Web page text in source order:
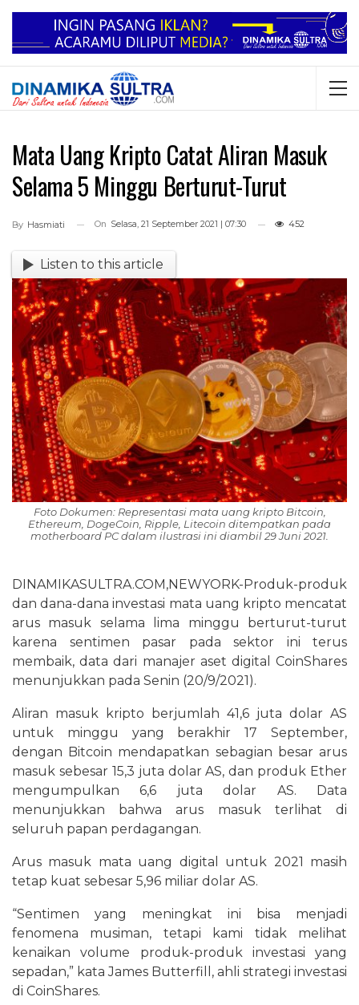
Mata Uang Kripto Catat Aliran Masuk
Selama 5 Minggu Berturut-Turut
By Hasmiati On Selasa, 21 September 2021 | 07:30 452
Listen to this article
Foto Dokumen: Representasi mata uang kripto Bitcoin,
Ethereum, DogeCoin, Ripple, Litecoin ditempatkan pada
motherboard PC dalam ilustrasi ini diambil 29 Juni 2021.
DINAMIKASULTRA.COM,NEWYORK-Produk-produk
dan dana-dana investasi mata uang kripto mencatat
arus masuk selama lima minggu berturut-turut
karena sentimen pasar pada sektor ini terus
membaik, data dari manajer aset digital CoinShares
menunjukkan pada Senin (20/9/2021).
Aliran masuk kripto berjumlah 41,6 juta dolar AS
untuk minggu yang berakhir 17 September,
dengan Bitcoin mendapatkan sebagian besar arus
masuk sebesar 15,3 juta dolar AS, dan produk Ether
mengumpulkan 6,6 juta dolar AS. Data
menunjukkan bahwa arus masuk terlihat di
seluruh papan perdagangan.
Arus masuk mata uang digital untuk 2021 masih
tetap kuat sebesar 5,96 miliar dolar AS.
“Sentimen yang meningkat ini bisa menjadi
fenomena musiman, tetapi kami tidak melihat
kenaikan volume produk-produk investasi yang
sepadan,” kata James Butterfill, ahli strategi investasi
di CoinShares.